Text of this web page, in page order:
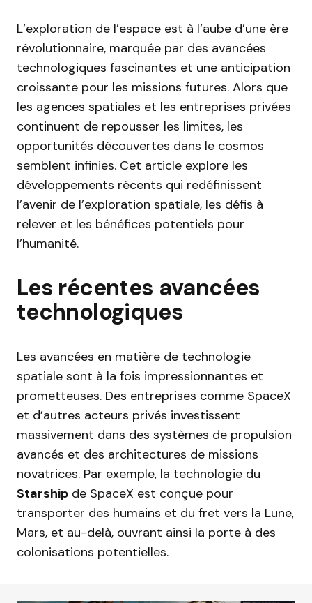
L’exploration de l’espace est à l’aube d’une ère
révolutionnaire, marquée par des avancées
technologiques fascinantes et une anticipation
croissante pour les missions futures. Alors que
les agences spatiales et les entreprises privées
continuent de repousser les limites, les
opportunités découvertes dans le cosmos
semblent infinies. Cet article explore les
développements récents qui redéfinissent
l’avenir de l’exploration spatiale, les défis à
relever et les bénéfices potentiels pour
l’humanité.
Les récentes avancées
technologiques
Les avancées en matière de technologie
spatiale sont à la fois impressionnantes et
prometteuses. Des entreprises comme SpaceX
et d’autres acteurs privés investissent
massivement dans des systèmes de propulsion
avancés et des architectures de missions
novatrices. Par exemple, la technologie du
Starship de SpaceX est conçue pour
transporter des humains et du fret vers la Lune,
Mars, et au-delà, ouvrant ainsi la porte à des
colonisations potentielles.